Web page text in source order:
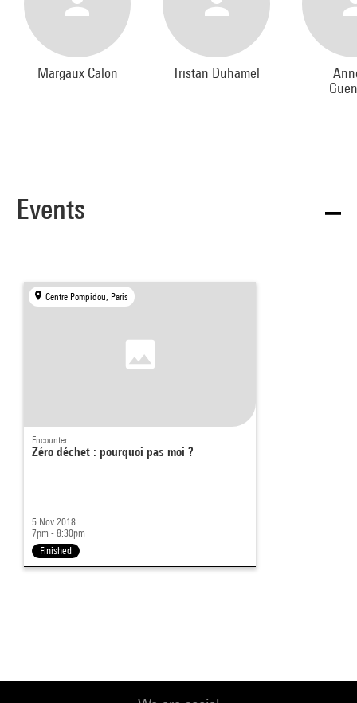
Margaux Calon Tristan Duhamel
Events
Centre Pompidou, Paris
Encounter
Zéro déchet : pourquoi pas moi ?
5 Nov 2018
7pm - 8:30pm
Finished